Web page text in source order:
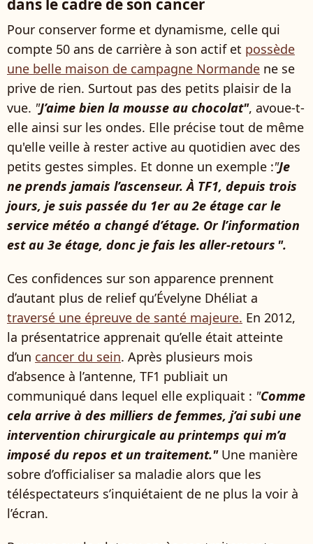
dans le cadre de son cancer
Pour conserver forme et dynamisme, celle qui
compte 50 ans de carrière à son actif et possède
une belle maison de campagne Normande ne se
prive de rien. Surtout pas des petits plaisir de la
vue. "J’aime bien la mousse au chocolat", avoue-t-
elle ainsi sur les ondes. Elle précise tout de même
qu'elle veille à rester active au quotidien avec des
petits gestes simples. Et donne un exemple :"Je
ne prends jamais l’ascenseur. À TF1, depuis trois
jours, je suis passée du 1er au 2e étage car le
service météo a changé d’étage. Or l’information
est au 3e étage, donc je fais les aller-retours ".
Ces confidences sur son apparence prennent
d’autant plus de relief qu’Évelyne Dhéliat a
traversé une épreuve de santé majeure. En 2012,
la présentatrice apprenait qu’elle était atteinte
d’un cancer du sein. Après plusieurs mois
d’absence à l’antenne, TF1 publiait un
communiqué dans lequel elle expliquait : "Comme
cela arrive à des milliers de femmes, j’ai subi une
intervention chirurgicale au printemps qui m’a
imposé du repos et un traitement."Une manière
sobre d’officialiser sa maladie alors que les
téléspectateurs s’inquiétaient de ne plus la voir à
l’écran.